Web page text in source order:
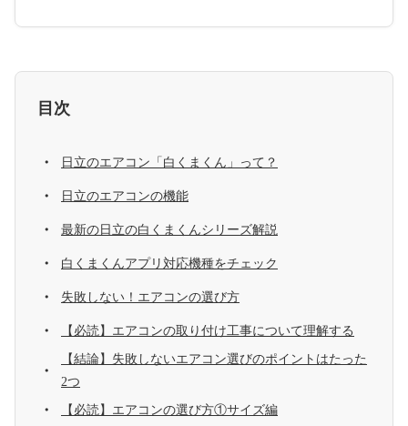
目次
日立のエアコン「白くまくん」って？
日立のエアコンの機能
最新の日立の白くまくんシリーズ解説
白くまくんアプリ対応機種をチェック
失敗しない！エアコンの選び方
【必読】エアコンの取り付け工事について理解する
【結論】失敗しないエアコン選びのポイントはたった
2つ
【必読】エアコンの選び方①サイズ編